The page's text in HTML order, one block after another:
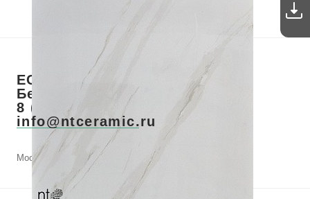
ЕСТЬ ВОПРОСЫ? ЗВОНИТЕ!
Бесплатный звонок по РФ
8 (800) 700-28-73
info@ntceramic.ru
Москва, Летниковская, д. 2, стр.1, этаж 11